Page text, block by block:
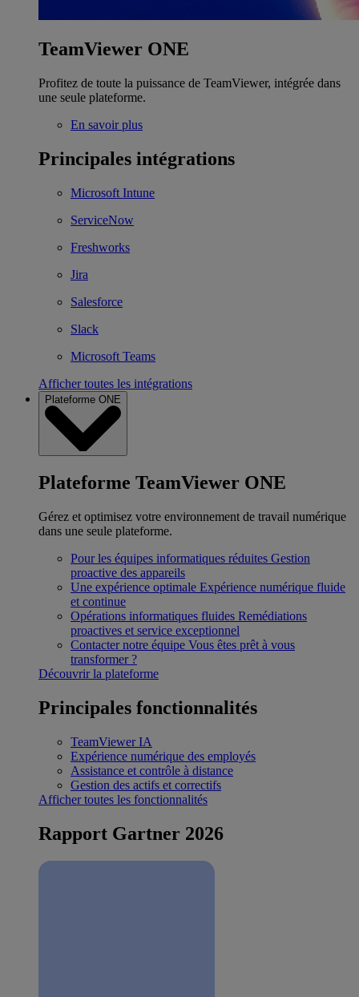
TeamViewer ONE
Profitez de toute la puissance de TeamViewer, intégrée dans
une seule plateforme.
En savoir plus
Principales intégrations
Microsoft Intune
ServiceNow
Freshworks
Jira
Salesforce
Slack
Microsoft Teams
Afficher toutes les intégrations
Plateforme ONE
Plateforme TeamViewer ONE
Gérez et optimisez votre environnement de travail numérique
dans une seule plateforme.
Pour les équipes informatiques réduites Gestion
proactive des appareils
Une expérience optimale Expérience numérique fluide
et continue
Opérations informatiques fluides Remédiations
proactives et service exceptionnel
Contacter notre équipe Vous êtes prêt à vous
transformer ?
Découvrir la plateforme
Principales fonctionnalités
TeamViewer IA
Expérience numérique des employés
Assistance et contrôle à distance
Gestion des actifs et correctifs
Afficher toutes les fonctionnalités
Rapport Gartner 2026